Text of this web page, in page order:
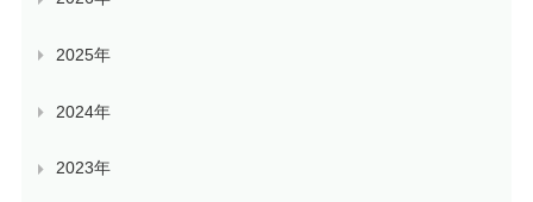
2025年
2024年
2023年